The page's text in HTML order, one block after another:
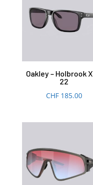
Oakley – Holbrook
22
CHF185.00